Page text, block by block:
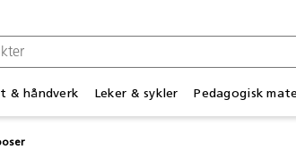
& håndverk Leker & sykler Pedagogisk